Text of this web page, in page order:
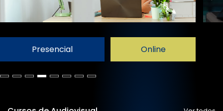
Presencial Online